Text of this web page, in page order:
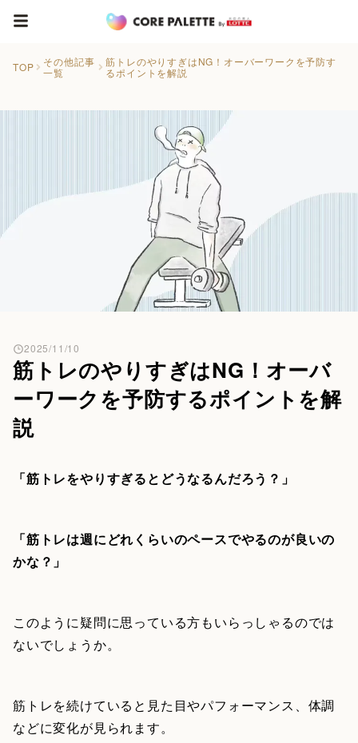
TOP
その他記事
一覧
筋トレのやりすぎはNG！オーバーワークを予防す
るポイントを解説
筋トレのやりすぎはNG！オーバ
ーワークを予防するポイントを解
説
2025/11/10
「筋トレをやりすぎるとどうなるんだろう？」
「筋トレは週にどれくらいのペースでやるのが良いの
かな？」
このように疑問に思っている方もいらっしゃるのでは
ないでしょうか。
筋トレを続けていると見た目やパフォーマンス、体調
などに変化が見られます。